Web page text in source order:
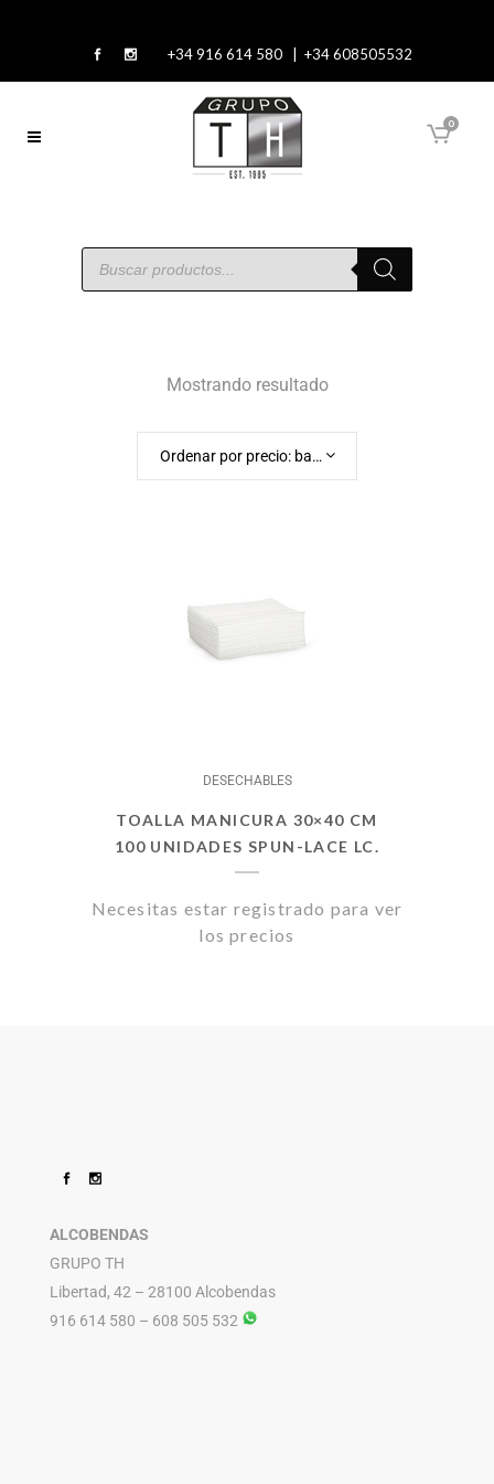
+34 916 614 580 | +34 608505532
0
Mostrando resultado
Ordenar por precio: bajo a alto
DESECHABLES
TOALLA MANICURA 30×40 CM
100 UNIDADES SPUN-LACE LC.
Necesitas estar registrado para ver
los precios
ALCOBENDAS
GRUPO TH
Libertad, 42 – 28100 Alcobendas
916 614 580 – 608 505 532